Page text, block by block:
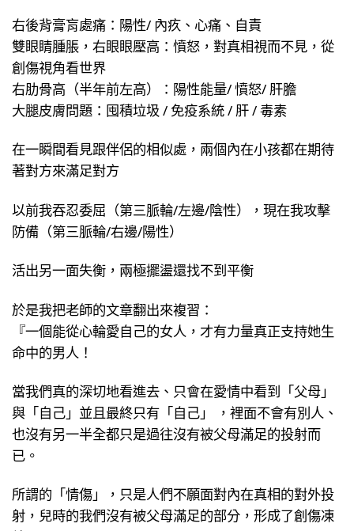
右後背膏肓處痛：陽性/ 內疚、心痛、自責
雙眼睛腫脹，右眼眼壓高：憤怒，對真相視而不見，從
創傷視角看世界
右肋骨高（半年前左高）：陽性能量/ 憤怒/ 肝膽
大腿皮膚問題：囤積垃圾 / 免疫系統 / 肝 / 毒素
在一瞬間看見跟伴侶的相似處，兩個內在小孩都在期待
著對方來滿足對方
以前我吞忍委屈（第三脈輪/左邊/陰性），現在我攻擊
防備（第三脈輪/右邊/陽性）
活出另一面失衡，兩極擺盪還找不到平衡
於是我把老師的文章翻出來複習：
『一個能從心輪愛自己的女人，才有力量真正支持她生
命中的男人！
當我們真的深切地看進去、只會在愛情中看到「父母」
與「自己」並且最終只有「自己」 ，裡面不會有別人、
也沒有另一半全都只是過往沒有被父母滿足的投射而
已。
所謂的「情傷」，只是人們不願面對內在真相的對外投
射，兒時的我們沒有被父母滿足的部分，形成了創傷凍